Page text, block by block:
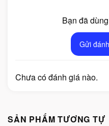
Bạn đã
Gửi
Chưa có đánh giá nào.
SẢN PHẨM TƯƠNG TỰ